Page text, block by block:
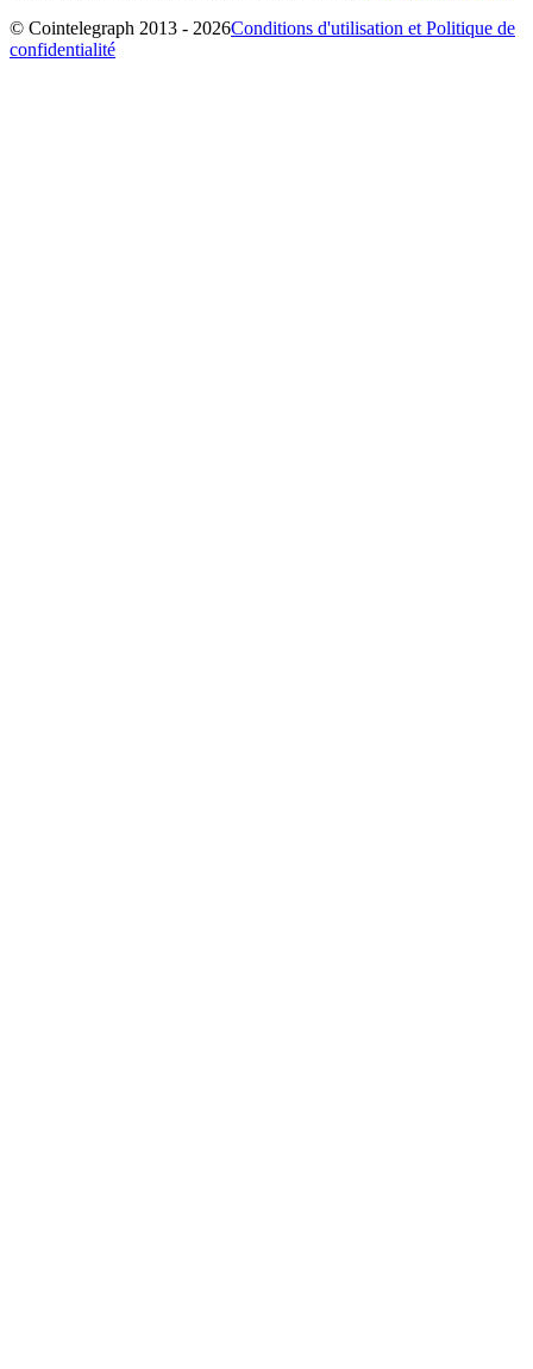
© Cointelegraph 2013 - 2026Conditions d'utilisation et Politique de
confidentialité